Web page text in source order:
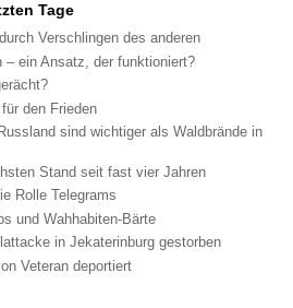
Tage
Verschlingen des anderen
– ein Ansatz, der funktioniert?
den Frieden
sind wichtiger als Waldbrände in
Stand seit fast vier Jahren
Rolle Telegrams
und Wahhabiten-Bärte
in Jekaterinburg gestorben
Veteran deportiert